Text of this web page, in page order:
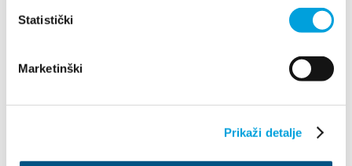
Statistički
Marketinški
Prikaži detalje
Wskazówki